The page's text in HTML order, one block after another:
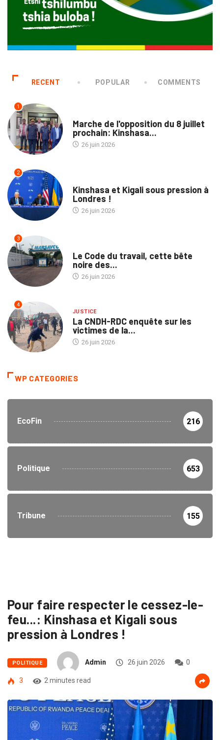
RECENT POPULAR COMMENTS
1
Marche de l'opposition du 8 juillet
prochain: Kinshasa...
26 juin 2026
2
Kinshasa et Kigali sous pression à
Londres !
26 juin 2026
3
Le Code du travail, cette bête
noire des...
26 juin 2026
4
JUSTICE
La CNDH-RDC enquête sur les
victimes de la...
26 juin 2026
WP CATEGORIES
EcoFin 216
Politique 653
Tribune 155
Pour faire respecter le cessez-le-
feu...: Kinshasa et Kigali sous
pression à Londres !
POLITIQUE Admin 26 juin 2026 0
3 2 minutes read